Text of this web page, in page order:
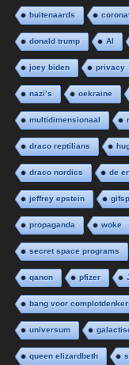
buitenaards
donald trump AI
joey biden privacy
nazi’s oekraine
multidimensionaal
draco reptilians
draco nordics de
jeffrey epstein
propaganda woke
secret space programs
qanon pfizer
bang voor
universum
queen elizardbeth